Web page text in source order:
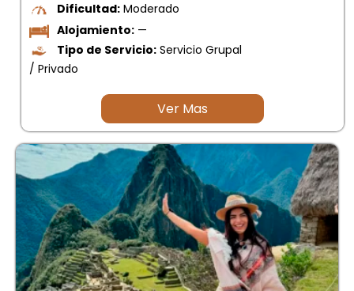
Dificultad: Moderado
Alojamiento: —
Tipo de Servicio: Servicio Grupal
/ Privado
Ver Mas